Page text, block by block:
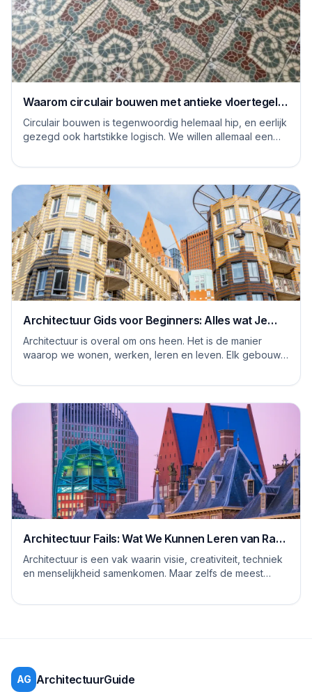
Waarom circulair bouwen met antieke vloertegels
een goed idee is
Circulair bouwen is tegenwoordig helemaal hip, en eerlijk
gezegd ook hartstikke logisch. We willen allemaal een
Architectuur Gids voor Beginners: Alles wat Je
Moet Weten
Architectuur is overal om ons heen. Het is de manier
waarop we wonen, werken, leren en leven. Elk gebouw
Architectuur Fails: Wat We Kunnen Leren van Rare
Ontwerpen
Architectuur is een vak waarin visie, creativiteit, techniek
en menselijkheid samenkomen. Maar zelfs de meest
AG ArchitectuurGuide